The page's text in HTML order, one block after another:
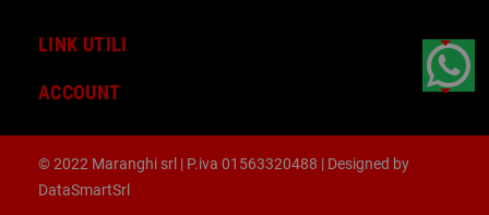
LINK UTILI
ACCOUNT
© 2022 Maranghi srl | P.iva 01563320488 | Designed by
DataSmartSrl